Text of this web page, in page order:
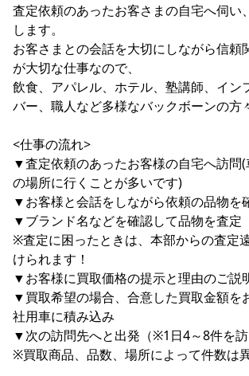
査定依頼のあったお客さまの自宅へ伺い
します。
お客さまとの会話を大切にしながら信頼
が大切な仕事なので、
飲食、アパレル、ホテル、塾講師、イン
バー、職人など多様なバックボーンの方
<仕事の流れ>
▼査定依頼のあったお客様の自宅へ訪問
の場所に行くことが多いです)
▼お客様と会話をしながら依頼の品物を
▼ブランド名などを確認して品物を査定
※査定に困ったときは、本部からの査定
けられます！
▼お客様に買取価格の提示と理由のご説
▼買取希望の場合、合意した買取金額を
社用車に積み込み
▼次の訪問先へと出発（※1日4～8件を訪
※買取商品、品数、場所によって件数は異